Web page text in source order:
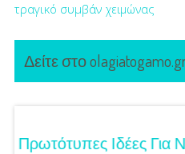
τραγικό συμβάν χειμώνας
Δείτε στο
Πρωτότυπες Ιδέες Για